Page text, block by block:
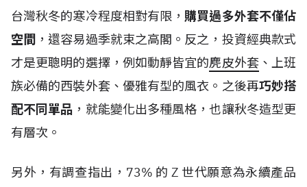
台灣秋冬的寒冷程度相對有限， 購買過多外套不僅佔
空間 ，還容易過季就束之高閣。反之，投資經典款式
才是更聰明的選擇，例如動靜皆宜的麂皮外套、上班
族必備的西裝外套、優雅有型的風衣。之後再巧妙搭
配不同單品 ，就能變化出多種風格，也讓秋冬造型更
有層次。
另外，有調查指出， 73% 的 Z 世代願意為永續產品